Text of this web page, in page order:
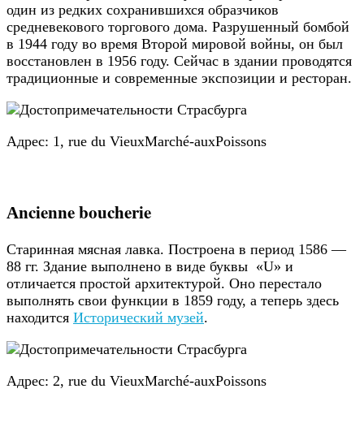
один из редких сохранившихся образчиков
средневекового торгового дома. Разрушенный бомбой
в 1944 году во время Второй мировой войны, он был
восстановлен в 1956 году. Сейчас в здании проводятся
традиционные и современные экспозиции и ресторан.
Адрес: 1, rue du VieuxMarché-auxPoissons
Аncienne boucherie
Старинная мясная лавка. Построена в период 1586 —
88 гг. Здание выполнено в виде буквы «U» и
отличается простой архитектурой. Оно перестало
выполнять свои функции в 1859 году, а теперь здесь
находится Исторический музей.
Адрес: 2, rue du VieuxMarché-auxPoissons